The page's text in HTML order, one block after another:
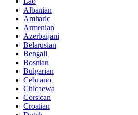
Albanian
Amharic
Armenian
Azerbaijani
Belarusian
Bengali
Bosnian
Bulgarian
Cebuano
Chichewa
Corsican
Croatian